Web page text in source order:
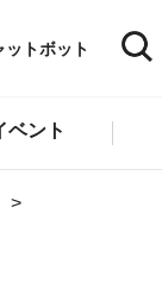
ットボット
ベント